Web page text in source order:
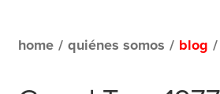
home / quiénes somos / blog /